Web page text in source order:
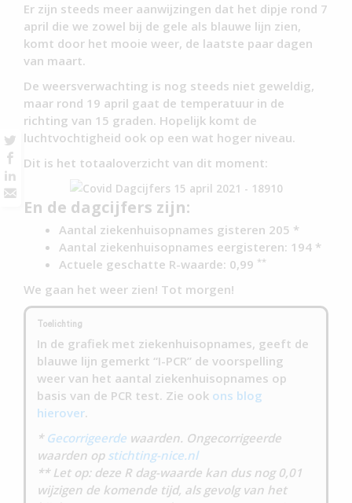
Er zijn steeds meer aanwijzingen dat het dipje rond 7
april die we zowel bij de gele als blauwe lijn zien,
komt door het mooie weer, de laatste paar dagen
van maart.
De weersverwachting is nog steeds niet geweldig,
maar rond 19 april gaat de temperatuur in de
richting van 15 graden. Hopelijk komt de
luchtvochtigheid ook op een wat hoger niveau.
Dit is het totaaloverzicht van dit moment:
En de dagcijfers zijn:
Aantal ziekenhuisopnames gisteren 205 *
Aantal ziekenhuisopnames eergisteren: 194 *
Actuele geschatte R-waarde: 0,99 **
We gaan het weer zien! Tot morgen!
Toelichting
In de grafiek met ziekenhuisopnames, geeft de
blauwe lijn gemerkt “I-PCR” de voorspelling
weer van het aantal ziekenhuisopnames op
basis van de PCR test. Zie ook ons blog
hierover.
* Gecorrigeerde waarden. Ongecorrigeerde
waarden op stichting-nice.nl
** Let op: deze R dag-waarde kan dus nog 0,01
wijzigen de komende tijd, als gevolg van het